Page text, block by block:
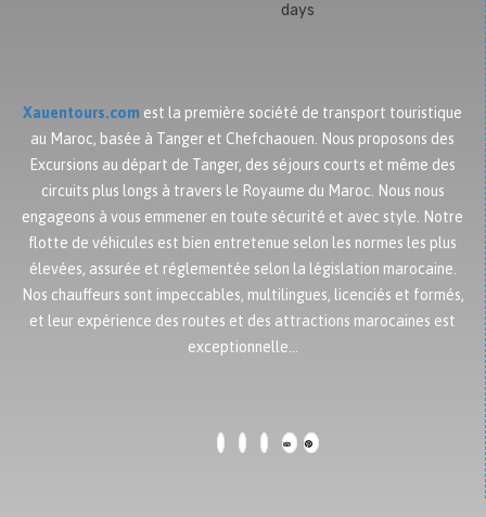
days
Xauentours.com est la première société de transport touristique
au Maroc, basée à Tanger et Chefchaouen. Nous proposons des
Excursions au départ de Tanger, des séjours courts et même des
circuits plus longs à travers le Royaume du Maroc. Nous nous
engageons à vous emmener en toute sécurité et avec style. Notre
flotte de véhicules est bien entretenue selon les normes les plus
élevées, assurée et réglementée selon la législation marocaine.
Nos chauffeurs sont impeccables, multilingues, licenciés et formés,
et leur expérience des routes et des attractions marocaines est
exceptionnelle…